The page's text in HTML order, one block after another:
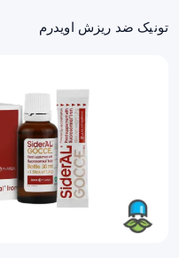
تونیک ضد ریزش اویدرم